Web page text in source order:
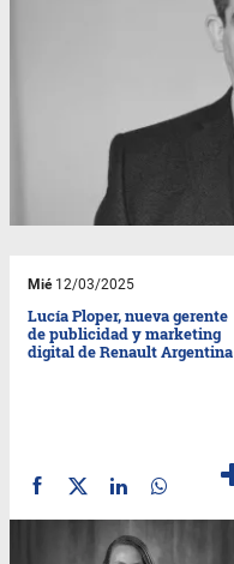
Mié12/03/2025
Lucía Ploper, nueva gerente
de publicidad y marketing
digital de Renault Argentina